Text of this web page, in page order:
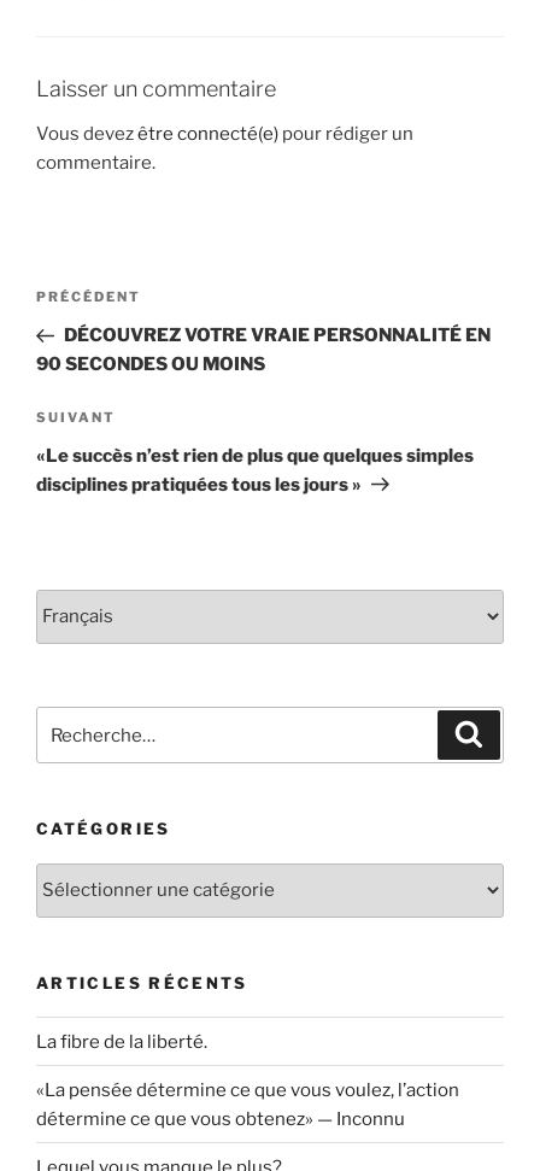
k
Laisser un commentaire
Vous devezêtre connecté(e) pour rédiger un
commentaire.
Navigation
l'article
Article
précédent
PRÉCÉDENT
DÉCOUVREZ VOTRE VRAIE PERSONNALITÉ EN
90 SECONDES OU MOINS
Article
suivant
SUIVANT
«Le succès n’est rien de plus que quelques simples
disciplines pratiquées tous les jours »
CATÉGORIES
Catégories
ARTICLES RÉCENTS
La fibre de la liberté.
«La pensée détermine ce que vous voulez, l’action
détermine ce que vous obtenez» — Inconnu